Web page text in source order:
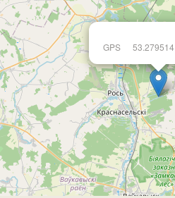
GPS 53.279514